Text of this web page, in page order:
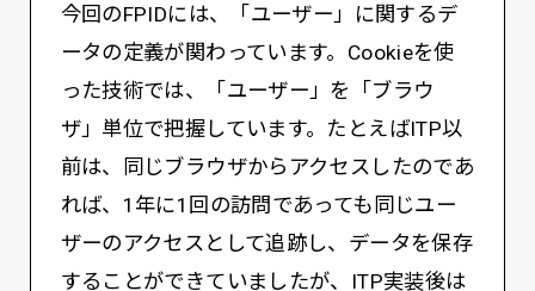
今回のFPIDには、「ユーザー」に関するデ
ータの定義が関わっています。Cookieを使
った技術では、「ユーザー」を「ブラウ
ザ」単位で把握しています。たとえばITP以
前は、同じブラウザからアクセスしたのであ
れば、1年に1回の訪問であっても同じユー
ザーのアクセスとして追跡し、データを保存
することができていましたが、ITP実装後は